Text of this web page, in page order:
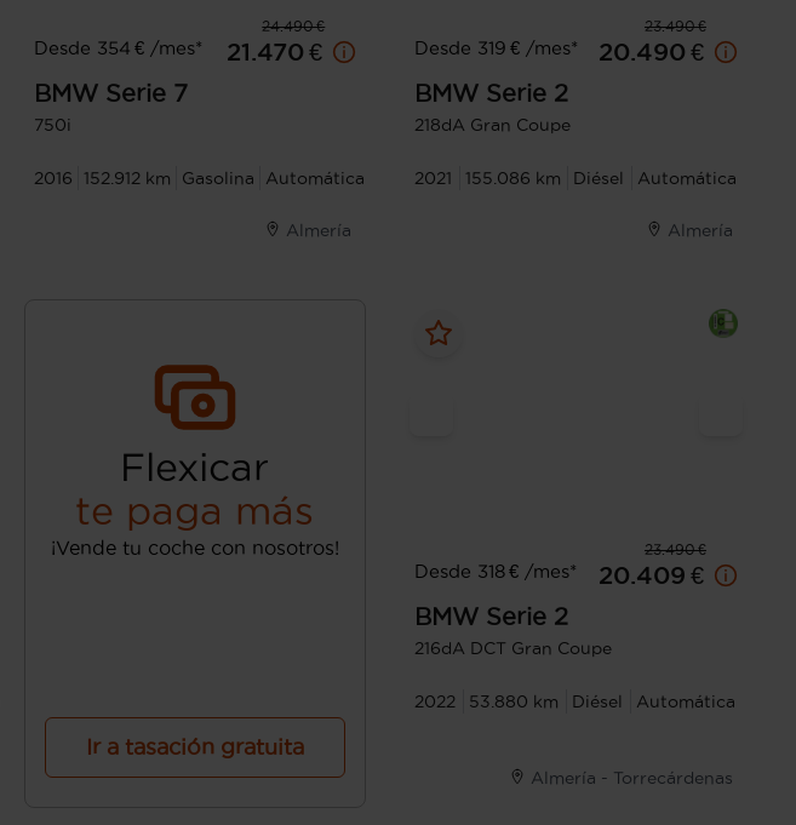
24.490 €
Desde 354 € /mes*
21.470 €
BMW Serie 7
750i
2016 152.912 km Gasolina Automática
Almería
23.490 €
Desde 319 € /mes*
20.490 €
BMW Serie 2
218dA Gran Coupe
2021 155.086 km Diésel Automática
Almería
Flexicar
te paga más
¡Vende tu coche con nosotros!
Ir a tasación gratuita
23.490 €
Desde 318 € /mes*
20.409 €
BMW Serie 2
216dA DCT Gran Coupe
2022 53.880 km Diésel Automática
Almería - Torrecárdenas